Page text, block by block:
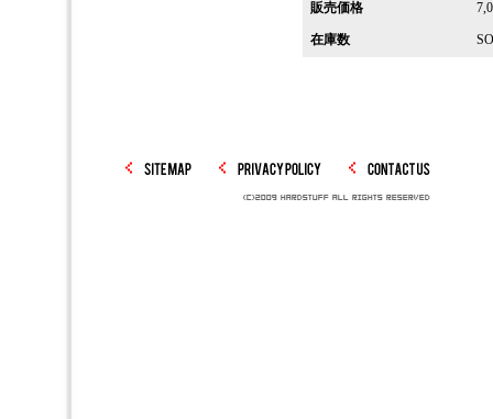
販売価格
在庫数